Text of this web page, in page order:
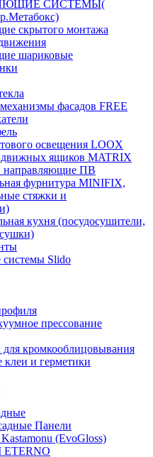
СИСТЕМЫ(
скрытого монтажа
шариковые
фасадов FREE
освещения LOOX
ящиков MATRIX
направляющие ПВ
фурнитура MINIFIX,
стяжки и
кухня (посудосушители,
Slido
прессование
кромкооблицовывания
клеи и герметики
Панели
(EvoGloss)
ETERNO